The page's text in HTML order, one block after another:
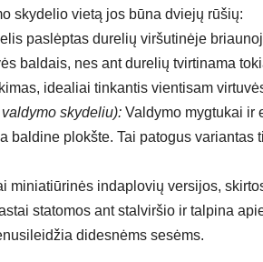
skydelio vietą jos būna dviejų rūšių:
paslėptas durelių viršutinėje
baldais, nes ant durelių tvirtinama
idealiai tinkantis vientisam
skydeliu): Valdymo mygtukai ir
baldine plokšte. Tai patogus variantas
miniatiūrinės indaplovių versijos,
statomos ant stalviršio ir talpina
didesnėms sesėms.